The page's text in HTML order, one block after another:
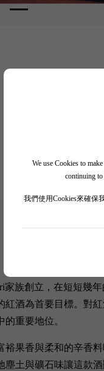
We use Cookies to
continuing to
我們使用Cookies來確保
家族創立，在短短幾
紅酒為首要目標。對
重要地位。
裕果香與柔和的辛香
土與礦石味讓這款